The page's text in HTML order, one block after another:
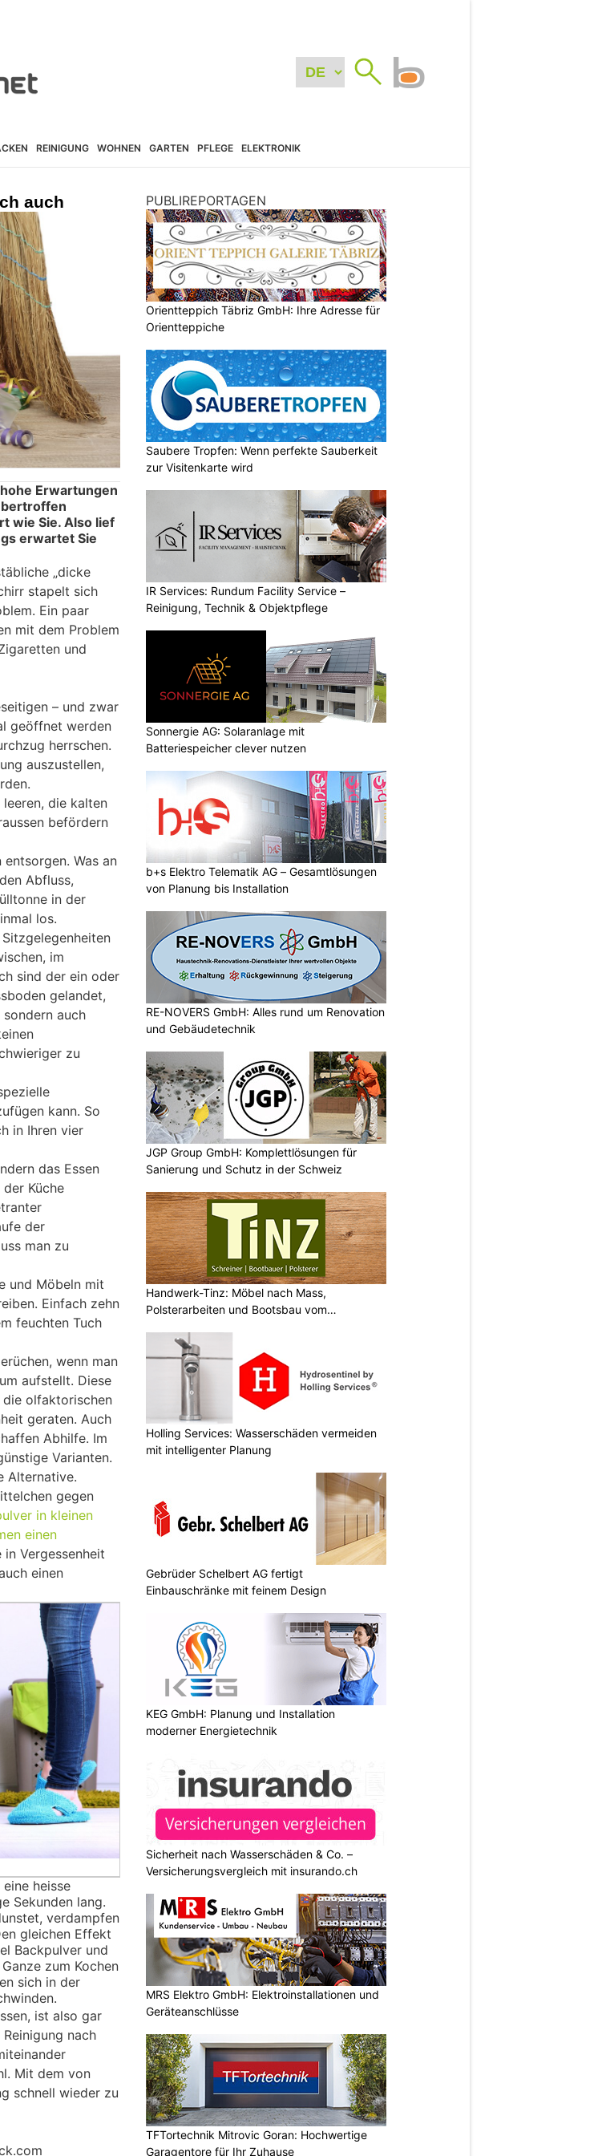
REINIGUNG WOHNEN GARTEN PFLEGE ELEKTRONIK
auch
Erwartungen
wie Sie. Also lief
erwartet Sie
„dicke
stapelt sich
Ein paar
mit dem Problem
und
– und zwar
geöffnet werden
herrschen.
auszustellen,
die kalten
befördern
Was an
Abfluss,
in der
los.
im
sind der ein oder
gelandet,
auch
zu
kann. So
in Ihren vier
das Essen
Küche
der
man zu
und Möbeln mit
Einfach zehn
feuchten Tuch
wenn man
aufstellt. Diese
die olfaktorischen
geraten. Auch
Abhilfe. Im
Varianten.
Alternative.
gegen
in kleinen
einen
Vergessenheit
einen
heisse
Sekunden lang.
verdampfen
gleichen Effekt
Backpulver und
zum Kochen
sich in der
ist also gar
nach
Mit dem von
schnell wieder zu
PUBLIREPORTAGEN
Orientteppich Täbriz GmbH: Ihre Adresse für
Orientteppiche
Saubere Tropfen: Wenn perfekte Sauberkeit
zur Visitenkarte wird
IR Services: Rundum Facility Service –
Reinigung, Technik & Objektpflege
Sonnergie AG: Solaranlage mit
Batteriespeicher clever nutzen
b+s Elektro Telematik AG – Gesamtlösungen
von Planung bis Installation
RE-NOVERS GmbH: Alles rund um Renovation
und Gebäudetechnik
JGP Group GmbH: Komplettlösungen für
Sanierung und Schutz in der Schweiz
Handwerk-Tinz: Möbel nach Mass,
Polsterarbeiten und Bootsbau vom
Holling Services: Wasserschäden vermeiden
mit intelligenter Planung
Gebrüder Schelbert AG fertigt
Einbauschränke mit feinem Design
KEG GmbH: Planung und Installation
moderner Energietechnik
Sicherheit nach Wasserschäden & Co. –
Versicherungsvergleich mit insurando.ch
MRS Elektro GmbH: Elektroinstallationen und
Geräteanschlüsse
TFTortechnik Mitrovic Goran: Hochwertige
Garagentore für Ihr Zuhause